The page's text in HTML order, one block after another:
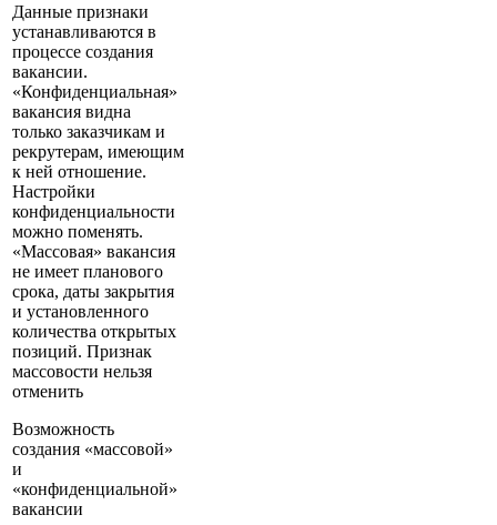
Данные признаки
устанавливаются в
процессе создания
вакансии.
«Конфиденциальная»
вакансия видна
только заказчикам и
рекрутерам, имеющим
к ней отношение.
Настройки
конфиденциальности
можно поменять.
«Массовая» вакансия
не имеет планового
срока, даты закрытия
и установленного
количества открытых
позиций. Признак
массовости нельзя
отменить
Возможность
создания «массовой»
и
«конфиденциальной»
вакансии